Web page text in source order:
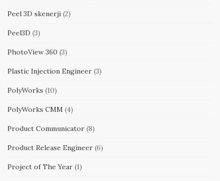
Peel 3D skenerji (2)
Peel3D (3)
PhotoView 360 (3)
Plastic Injection Engineer (3)
PolyWorks (10)
PolyWorks CMM (4)
Product Communicator (8)
Product Release Engineer (6)
Project of The Year (1)